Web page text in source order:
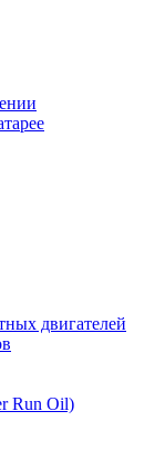
двигателей
Run Oil)